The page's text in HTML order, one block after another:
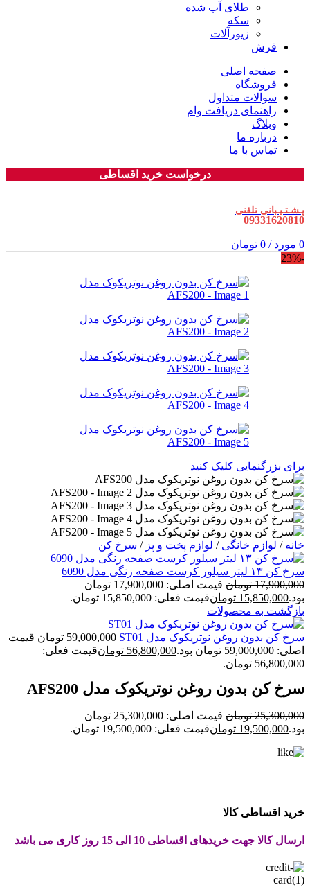
طلای آب شده
سکه
زیورآلات
فرش
صفحه اصلی
فروشگاه
سوالات متداول
راهنمای دریافت وام
وبلاگ
درباره ما
تماس با ما
درخواست خرید اقساطی
پـشـتـیـبانی تلفنی
09331620810
0 مورد /
0 تومان
-23%
برای بزرگنمایی کلیک کنید
خانه/ لوازم خانگی/ لوازم پخت و پز/ سرخ کن
سرخ کن ۱۳ لیتر سیلور کرست صفحه رنگی مدل 6090
17,900,000 تومان
قیمت اصلی: 17,900,000 تومان
بود.15,850,000 تومانقیمت فعلی: 15,850,000 تومان.
بازگشت به محصولات
سرخ کن بدون روغن نوتریکوک مدل ST01 59,000,000 تومان قیمت
اصلی: 59,000,000 تومان بود.
56,800,000 تومانقیمت فعلی:
56,800,000 تومان.
سرخ کن بدون روغن نوتریکوک مدل AFS200
25,300,000 تومان
قیمت اصلی: 25,300,000 تومان
بود.19,500,000 تومانقیمت فعلی: 19,500,000 تومان.
خرید اقساطی کالا
ارسال کالا جهت خریدهای اقساطی 10 الی 15 روز کاری می باشد